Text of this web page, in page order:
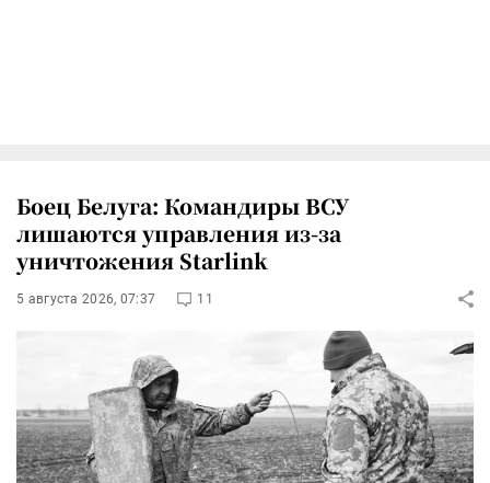
Боец Белуга: Командиры ВСУ
лишаются управления из-за
уничтожения Starlink
5 августа 2026, 07:37 11